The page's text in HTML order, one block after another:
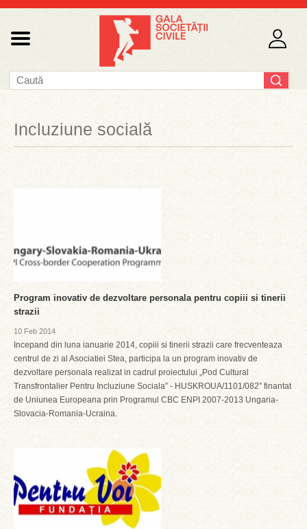
Incluziune socială
Program inovativ de dezvoltare personala pentru copiii si tinerii
strazii
10 Feb 2014
Incepand din luna ianuarie 2014, copiii si tinerii strazii care frecventeaza
centrul de zi al Asociatiei Stea, participa la un program inovativ de
dezvoltare personala realizat in cadrul proiectului „Pod Cultural
Transfrontalier Pentru Incluziune Sociala” - HUSKROUA/1101/082” finantat
de Uniunea Europeana prin Programul CBC ENPI 2007-2013 Ungaria-
Slovacia-Romania-Ucraina.